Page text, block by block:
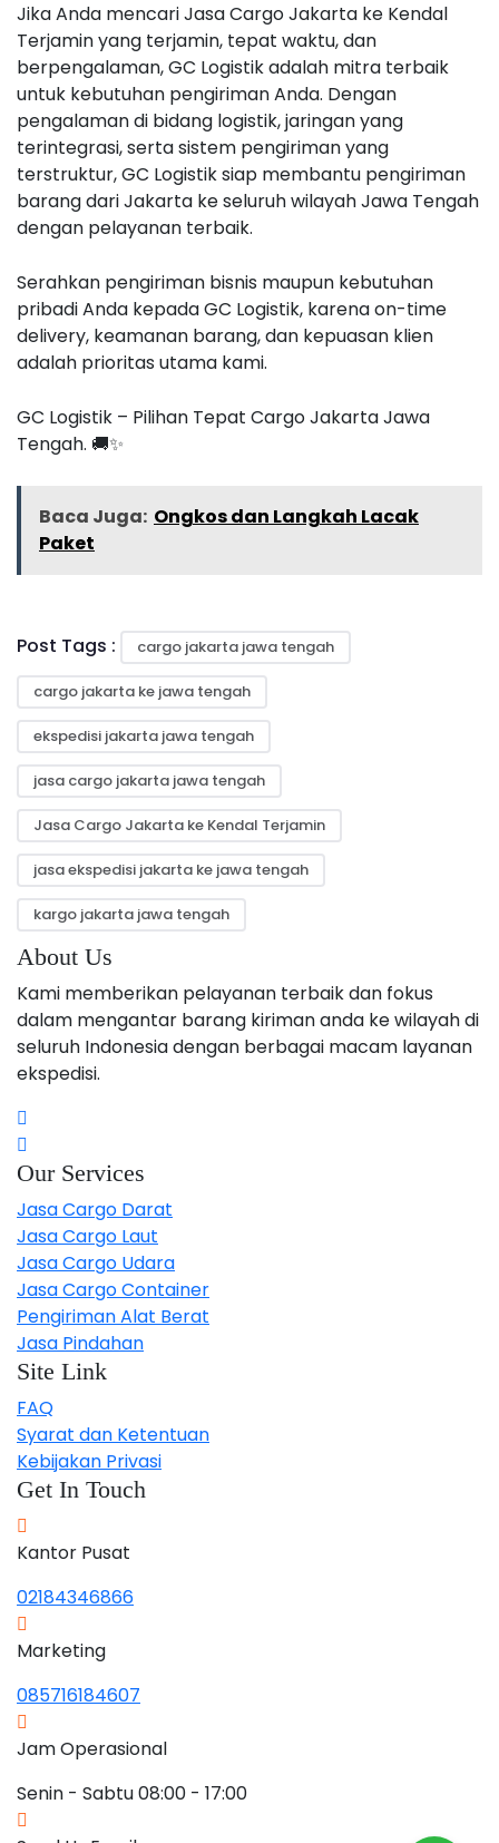
Jika Anda mencari Jasa Cargo Jakarta ke Kendal
Terjamin yang terjamin, tepat waktu, dan
berpengalaman, GC Logistik adalah mitra terbaik
untuk kebutuhan pengiriman Anda. Dengan
pengalaman di bidang logistik, jaringan yang
terintegrasi, serta sistem pengiriman yang
terstruktur, GC Logistik siap membantu pengiriman
barang dari Jakarta ke seluruh wilayah Jawa Tengah
dengan pelayanan terbaik.
Serahkan pengiriman bisnis maupun kebutuhan
pribadi Anda kepada GC Logistik, karena on-time
delivery, keamanan barang, dan kepuasan klien
adalah prioritas utama kami.
GC Logistik – Pilihan Tepat Cargo Jakarta Jawa
Tengah. 🚚✨
Baca Juga: Ongkos dan Langkah Lacak
Paket
Post Tags : cargo jakarta jawa tengah
cargo jakarta ke jawa tengah
ekspedisi jakarta jawa tengah
jasa cargo jakarta jawa tengah
Jasa Cargo Jakarta ke Kendal Terjamin
jasa ekspedisi jakarta ke jawa tengah
kargo jakarta jawa tengah
About Us
Kami memberikan pelayanan terbaik dan fokus
dalam mengantar barang kiriman anda ke wilayah di
seluruh Indonesia dengan berbagai macam layanan
ekspedisi.
Our Services
Jasa Cargo Darat
Jasa Cargo Laut
Jasa Cargo Udara
Jasa Cargo Container
Pengiriman Alat Berat
Jasa Pindahan
Site Link
FAQ
Syarat dan Ketentuan
Kebijakan Privasi
Get In Touch
Kantor Pusat
02184346866
Marketing
085716184607
Jam Operasional
Senin - Sabtu 08:00 - 17:00